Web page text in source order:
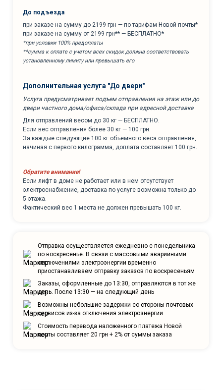
До подъезда
при заказе на сумму до 2199 грн — по тарифам Новой почты*
при заказе на сумму от 2199 грн** — БЕСПЛАТНО*
*при условии 100% предоплаты
**сумма к оплате с учетом всех скидок должна соответствовать
установленному лимиту или превышать его
Дополнительная услуга "До двери"
Услуга предусматривает подъем отправления на этаж или до
двери частного дома/офиса/склада при адресной доставке
Для отправлений весом до 30 кг — БЕСПЛАТНО.
Если вес отправления более 30 кг — 100 грн.
За каждые следующие 100 кг объемного веса отправления,
начиная с первого килограмма, доплата составляет 100 грн.
Обратите внимание!
Если лифт в доме не работает или в нем отсутствует
электроснабжение, доставка по услуге возможна только до
5 этажа.
Фактический вес 1 места не должен превышать 100 кг.
Отправка осуществляется ежедневно с понедельника
по воскресенье. В связи с массовыми аварийными
отключениями электроэнергии временно
приостанавливаем отправку заказов по воскресеньям
Заказы, оформленные до 13:30, отправляются в тот же
день. После 13:30 — на следующий день
Возможны небольшие задержки со стороны почтовых
сервисов из-за отключения электроэнергии
Стоимость перевода наложенного платежа Новой
почты составляет 20 грн + 2% от суммы заказа